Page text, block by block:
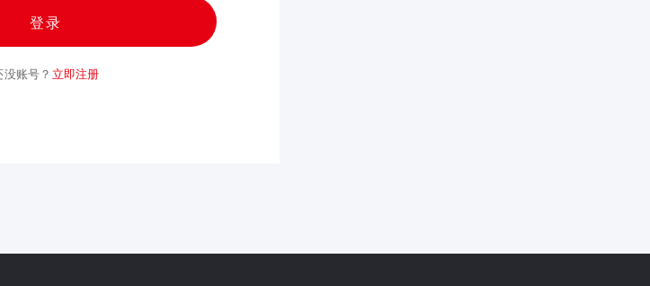
登录
没账号？ 立即注册